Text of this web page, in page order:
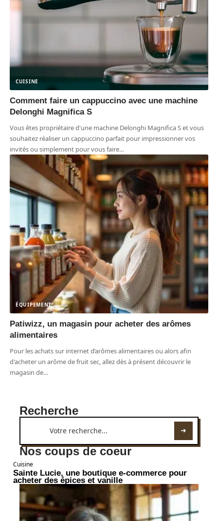
CUISINE
Comment faire un cappuccino avec une machine
Delonghi Magnifica S
Vous êtes propriétaire d'une machine Delonghi Magnifica S et vous
souhaitez réaliser un cappuccino parfait pour impressionner vos
invités ou simplement pour vous faire…
ÉQUIPEMENT
Patiwizz, un magasin pour acheter des arômes
alimentaires
Pour les achats sur internet d’arômes alimentaires ou alors afin
d'acheter un arôme de fruit sec, allez dès à présent découvrir le
magasin de…
Recherche
Nos coups de coeur
Cuisine
Sainte Lucie, une boutique e-commerce pour
acheter des épices et vanille